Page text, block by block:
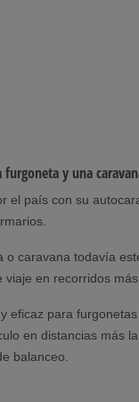
furgoneta y una
país con su
caravana todavía
en recorridos
para
en distancias
balanceo.